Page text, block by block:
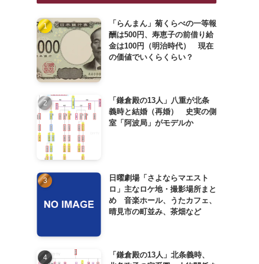
「らんまん」菊くらべの一等報
酬は500円、寿恵子の前借り給
金は100円（明治時代） 現在
の価値でいくらくらい？
「鎌倉殿の13人」八重が北条
義時と結婚（再婚） 史実の側
室「阿波局」がモデルか
日曜劇場「さよならマエスト
ロ」主なロケ地・撮影場所まと
め 音楽ホール、うたカフェ、
晴見市の町並み、茶畑など
「鎌倉殿の13人」北条義時、